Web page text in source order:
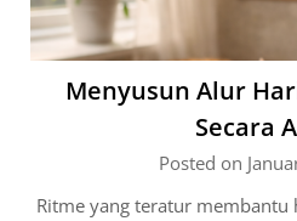
Menyusun Alur
Secara
Posted on
Ritme yang teratur membantu